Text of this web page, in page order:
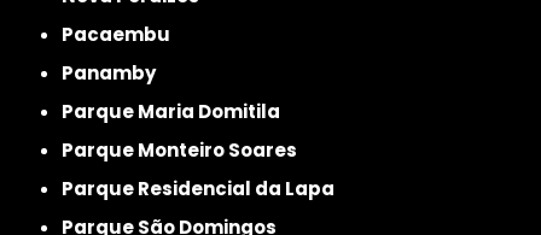
Pacaembu
Panamby
Parque Maria Domitila
Parque Monteiro Soares
Parque Residencial da Lapa
Parque São Domingos